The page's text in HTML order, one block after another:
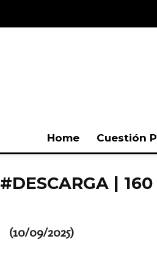
Home Cuestión
#DESCARGA |
(10/09/2025)